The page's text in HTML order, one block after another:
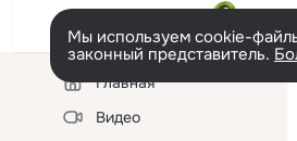
Мы используем cookie-
законный представитель.
Левая
колонкаГлавная
Видео